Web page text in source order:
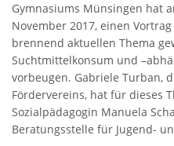
Gymnasiums Münsingen hat
November 2017, einen
brennend aktuellen Thema
Suchtmittelkonsum und
vorbeugen. Gabriele Turban,
Fördervereins, hat für dieses
Sozialpädagogin Manuela
Beratungsstelle für Jugend-